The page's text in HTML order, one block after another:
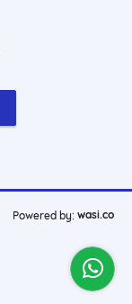
Powered by: wasi.co